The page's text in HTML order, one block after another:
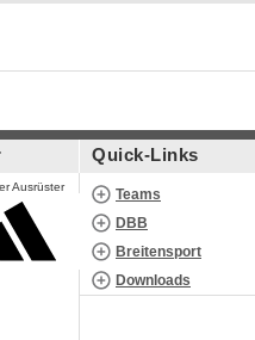
Ausrüster
Quick-Links
Teams
DBB
Breitensport
Downloads